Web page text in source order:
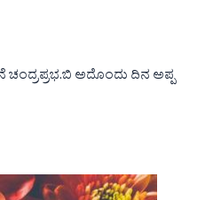
ಚಂದ್ರಪ್ರಭ.ಬಿ ಅದೊಂದು ದಿನ ಅಪ್ಪ